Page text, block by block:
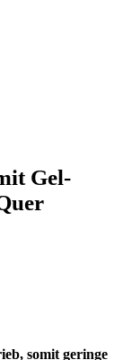
Gel-
somit geringe